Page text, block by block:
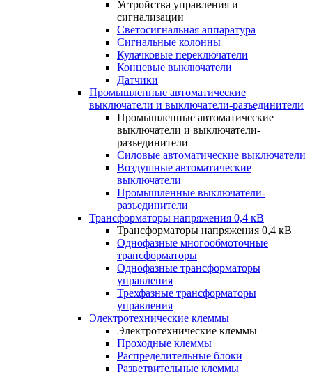
Устройства управления и
сигнализации
Светосигнальная аппаратура
Сигнальные колонны
Кулачковые переключатели
Концевые выключатели
Датчики
Промышленные автоматические
выключатели и выключатели-разъединители
Промышленные автоматические
выключатели и выключатели-
разъединители
Силовые автоматические выключатели
Воздушные автоматические
выключатели
Промышленные выключатели-
разъединители
Трансформаторы напряжения 0,4 кВ
Трансформаторы напряжения 0,4 кВ
Однофазные многообмоточные
трансформаторы
Однофазные трансформаторы
управления
Трехфазные трансформаторы
управления
Электротехнические клеммы
Электротехнические клеммы
Проходные клеммы
Распределительные блоки
Разветвительные клеммы